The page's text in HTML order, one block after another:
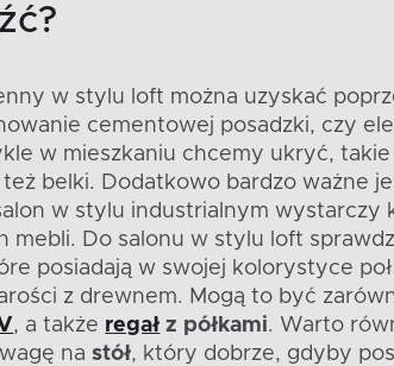
w stylu loft można uzyskać
cementowej posadzki, czy
w mieszkaniu chcemy ukryć, takie
też belki. Dodatkowo bardzo ważne
w stylu industrialnym wystarczy
mebli. Do salonu w stylu loft
posiadają w swojej kolorystyce
z drewnem. Mogą to być
, a także regał z półkami. Warto
nastół, który dobrze, gdyby